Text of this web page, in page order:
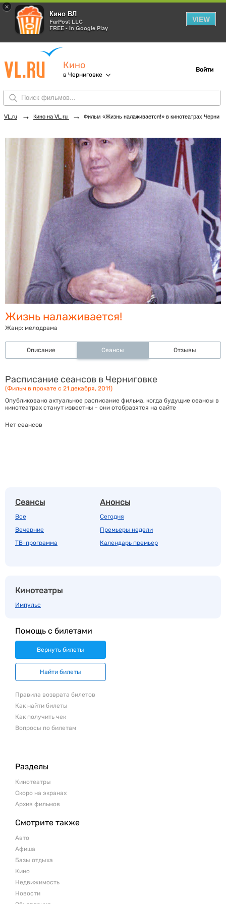
×
Кино ВЛ
FarPost LLC
FREE - In Google Play
VIEW
Кино
в Черниговке
Войти
VL.ru → Кино на VL.ru → Фильм «Жизнь налаживается!» в кинотеатрах Черниговки. Купить билеты!
Жизнь налаживается!
Жанр: мелодрама
Описание Сеансы Отзывы
Расписание сеансов в Черниговке
(Фильм в прокате с 21 декабря, 2011)
Опубликовано актуальное расписание фильма, когда будущие сеансы в
кинотеатрах станут известны - они отобразятся на сайте
Нет сеансов
Сеансы
Все
Вечерние
ТВ-программа
Анонсы
Сегодня
Премьеры недели
Календарь премьер
Кинотеатры
Импульс
Помощь с билетами
Вернуть билеты
Найти билеты
Правила возврата билетов
Как найти билеты
Как получить чек
Вопросы по билетам
Разделы
Кинотеатры
Скоро на экранах
Архив фильмов
Смотрите также
Авто
Афиша
Базы отдыха
Кино
Недвижимость
Новости